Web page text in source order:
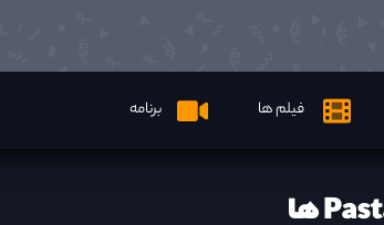
فیلم ها برنامه